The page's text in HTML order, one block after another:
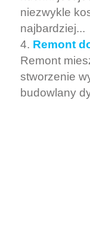
niezwykle
najbardziej...
Remont
Remont
stworzenie
budowlany